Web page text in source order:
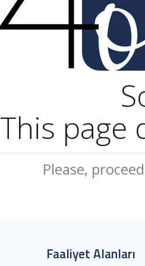
This page
Please,
Faaliyet Alanları